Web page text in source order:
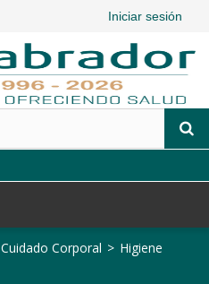
Iniciar sesión
Cuidado Corporal > Higiene